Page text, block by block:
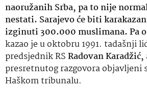
naoružanih Srba, pa to nije
nestati. Sarajevo će biti
izginuti 300.000 muslimana. Pa
kazao je u oktobru 1991. tadašnji
predsjednik RSRadovan Karadžić,
presretnutog razgovora objavljeni
Haškom tribunalu.